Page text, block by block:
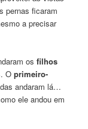
pernas ficaram
a precisar
osfilhos
Oprimeiro-
andaram lá…
ele andou em